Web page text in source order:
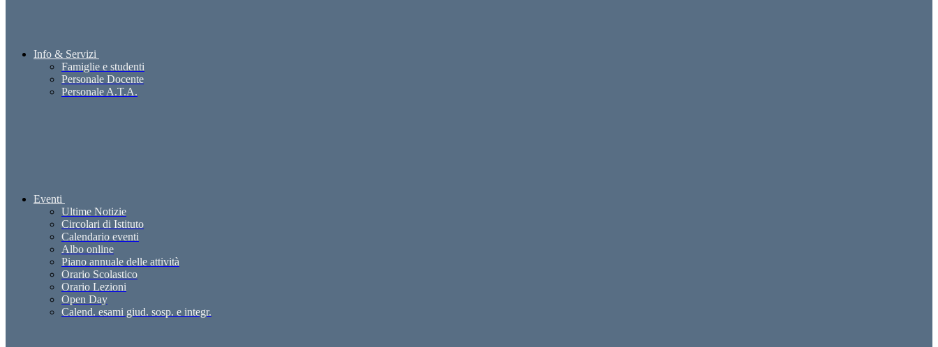
Info & Servizi
Famiglie e studenti
Personale Docente
Personale A.T.A.
Eventi
Ultime Notizie
Circolari di Istituto
Calendario eventi
Albo online
Piano annuale delle attività
Orario Scolastico
Orario Lezioni
Open Day
Calend. esami giud. sosp. e integr.